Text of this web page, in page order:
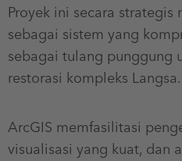
Proyek ini secara strategis
sebagai sistem yang
sebagai tulang punggung
restorasi kompleks Langsa.
ArcGIS memfasilitasi
visualisasi yang kuat, dan